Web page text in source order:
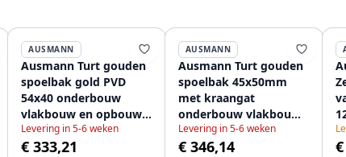
AUSMANN
Ausmann Turt gouden
spoelbak gold PVD
54x40 onderbouw
vlakbouw en opbouw
1208956949
Levering in 5-6 weken
€ 333,21
AUSMANN
Ausmann Turt gouden
spoelbak 45x50mm
met kraangat
onderbouw vlakbouw
en opbouw 1208956958
Levering in 5-6 weken
€ 346,14